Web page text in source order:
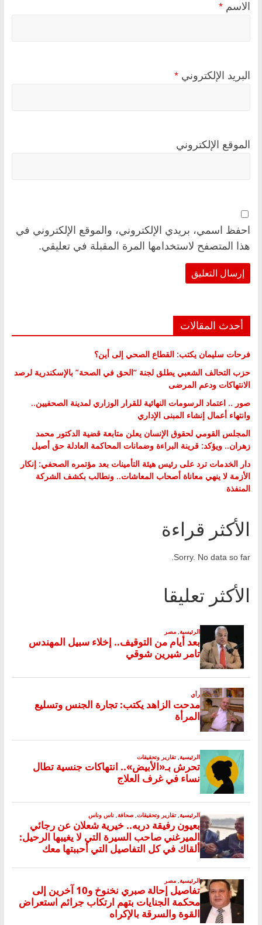
الاسم *
البريد الإلكتروني *
الموقع الإلكتروني
احفظ اسمي، بريدي الإلكتروني، والموقع الإلكتروني في
هذا المتصفح لاستخدامها المرة المقبلة في تعليقي.
أحدث المقالات
فرحات سليمان يكتب: القطاع الصحي إلى أين؟
حزب التحالف الشعبي يطلق لجنة “الحق في الصحة” بالإسكندرية لرصد
الانتهاكات ودعم المرضى
صور .. اعتماد الرسومات النهائية للقرار الوزاري لمدينة الصحفيين..
وانتهاء أعمال إنشاء المبنى الإداري
المجلس القومي لحقوق الإنسان يعلن متابعة قضية الدكتور محمد
زهران.. ويؤكد: قرينة البراءة وضمانات المحاكمة العادلة حق أصيل
دار الخدمات ترد على رئيس هيئة التأمينات بعد مؤتمره الصحفي: إنكار
الأزمة لا ينهي معاناة أصحاب المعاشات.. ونطالب بكشف الشركة
المنفذة
الأكثر قراءة
Sorry. No data so far.
الأكثر تعليقا